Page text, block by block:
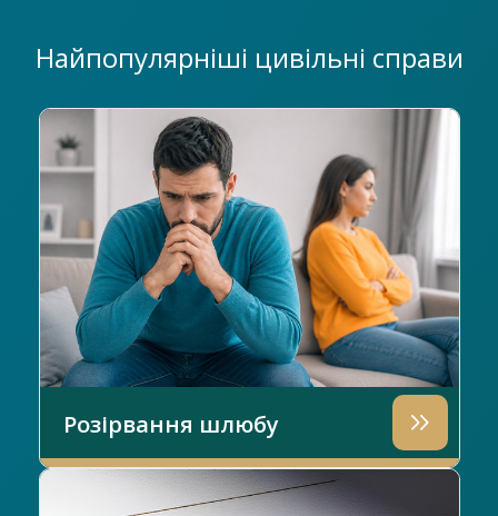
Найпопулярніші цивільні справи
Розірвання шлюбу